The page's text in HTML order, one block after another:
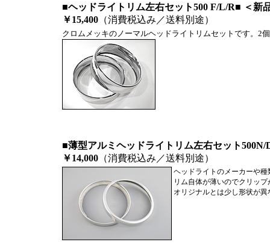
■ヘッドライトリム左右セット500 F/L/R■ ＜新
￥15,400（消費税込み／送料別途）
クロムメッキのノーマルヘッドライトリムセットです。2
■薄型アルミヘッドライトリム左右セット
￥14,000（消費税込み／送料別途）
ヘッドライトのメーカーや
リム自体が薄いのでクリッ
オリジナルとは少し形状が異